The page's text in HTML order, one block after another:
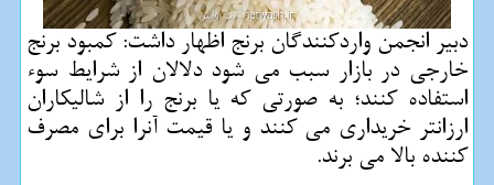
دبیر انجمن واردكنندگان برنج اظهار داشت: كمبود برنج
خارجی در بازار سبب می شود دلالان از شرایط سوء
استفاده كنند؛ به صورتی كه یا برنج را از شالیكاران
ارزانتر خریداری می كنند و یا قیمت آنرا برای مصرف
كننده بالا می برند.